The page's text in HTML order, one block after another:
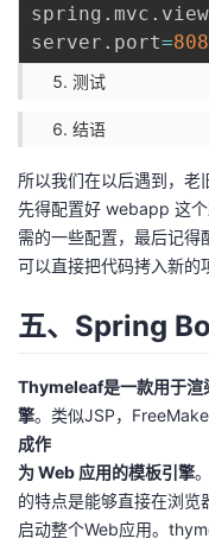
spring . mvc . view
server . port=
测试
结语
所以我们在以后遇到，
先得配置好 webapp 这
需的一些配置，最后记得
可以直接把代码拷入新的
五、Spring
Thymeleaf是一款用于渲
擎。类似JSP，
成作
为 Web 应用的模板引擎
的特点是能够直接在浏览
启动整个Web应用。